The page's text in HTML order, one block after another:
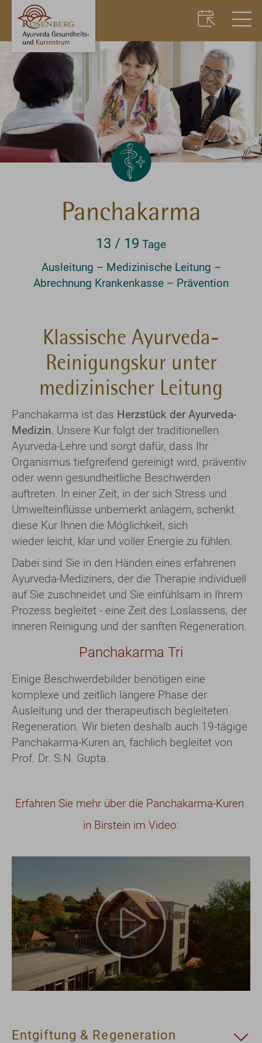
Panchakarma
13 / 19 Tage
Ausleitung – Medizinische Leitung –
Abrechnung Krankenkasse – Prävention
Klassische Ayurveda-
Reinigungskur unter
medizinischer Leitung
Panchakarma ist das Herzstück der Ayurveda-
Medizin. Unsere Kur folgt der traditionellen
Ayurveda-Lehre und sorgt dafür, dass Ihr
Organismus tiefgreifend gereinigt wird, präventiv
oder wenn gesundheitliche Beschwerden
auftreten. In einer Zeit, in der sich Stress und
Umwelteinflüsse unbemerkt anlagern, schenkt
diese Kur Ihnen die Möglichkeit, sich
wieder leicht, klar und voller Energie zu fühlen.
Dabei sind Sie in den Händen eines erfahrenen
Ayurveda-Mediziners, der die Therapie individuell
auf Sie zuschneidet und Sie einfühlsam in Ihrem
Prozess begleitet - eine Zeit des Loslassens, der
inneren Reinigung und der sanften Regeneration.
Panchakarma Tri
Einige Beschwerdebilder benötigen eine
komplexe und zeitlich längere Phase der
Ausleitung und der therapeutisch begleiteten
Regeneration. Wir bieten deshalb auch 19-tägige
Panchakarma-Kuren an, fachlich begleitet von
Prof. Dr. S.N. Gupta.
Erfahren Sie mehr über die Panchakarma-Kuren
in Birstein im Video:
Entgiftung & Regeneration